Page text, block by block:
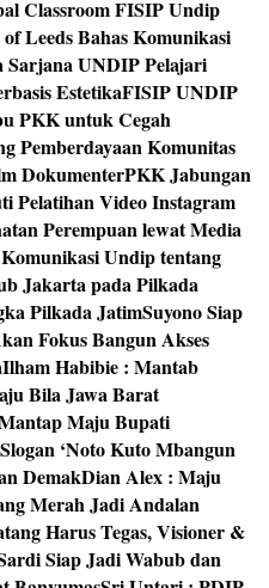
Classroom FISIP Undip
Leeds Bahas Komunikasi
Sarjana UNDIP Pelajari
EstetikaFISIP UNDIP
PKK untuk Cegah
Pemberdayaan Komunitas
DokumenterPKK Jabungan
Pelatihan Video Instagram
Perempuan lewat Media
Undip tentang
Jakarta pada Pilkada
Pilkada JatimSuyono Siap
Fokus Bangun Akses
Ilham Habibie : Mantab
Bila Jawa Barat
Maju Bupati
‘Noto Kuto Mbangun
DemakDian Alex : Maju
Merah Jadi Andalan
Harus Tegas, Visioner &
Siap Jadi Wabub dan